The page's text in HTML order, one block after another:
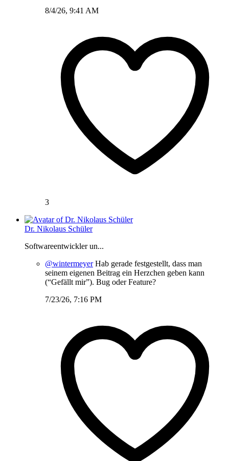
8/4/26, 9:41 AM
3
Dr. Nikolaus Schüler
Softwareentwickler un...
@wintermeyerHab gerade festgestellt, dass man
seinem eigenen Beitrag ein Herzchen geben kann
(“Gefällt mir”). Bug oder Feature?
7/23/26, 7:16 PM